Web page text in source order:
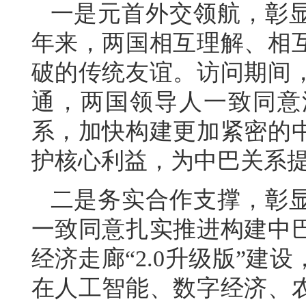
一是元首外交领航，彰
年来，两国相互理解、相
破的传统友谊。访问期间
通，两国领导人一致同
系，加快构建更加紧密的
护核心利益，为中巴关系
二是务实合作支撑，彰
一致同意扎实推进构建中
经济走廊“2.0升级版”建
在人工智能、数字经济、